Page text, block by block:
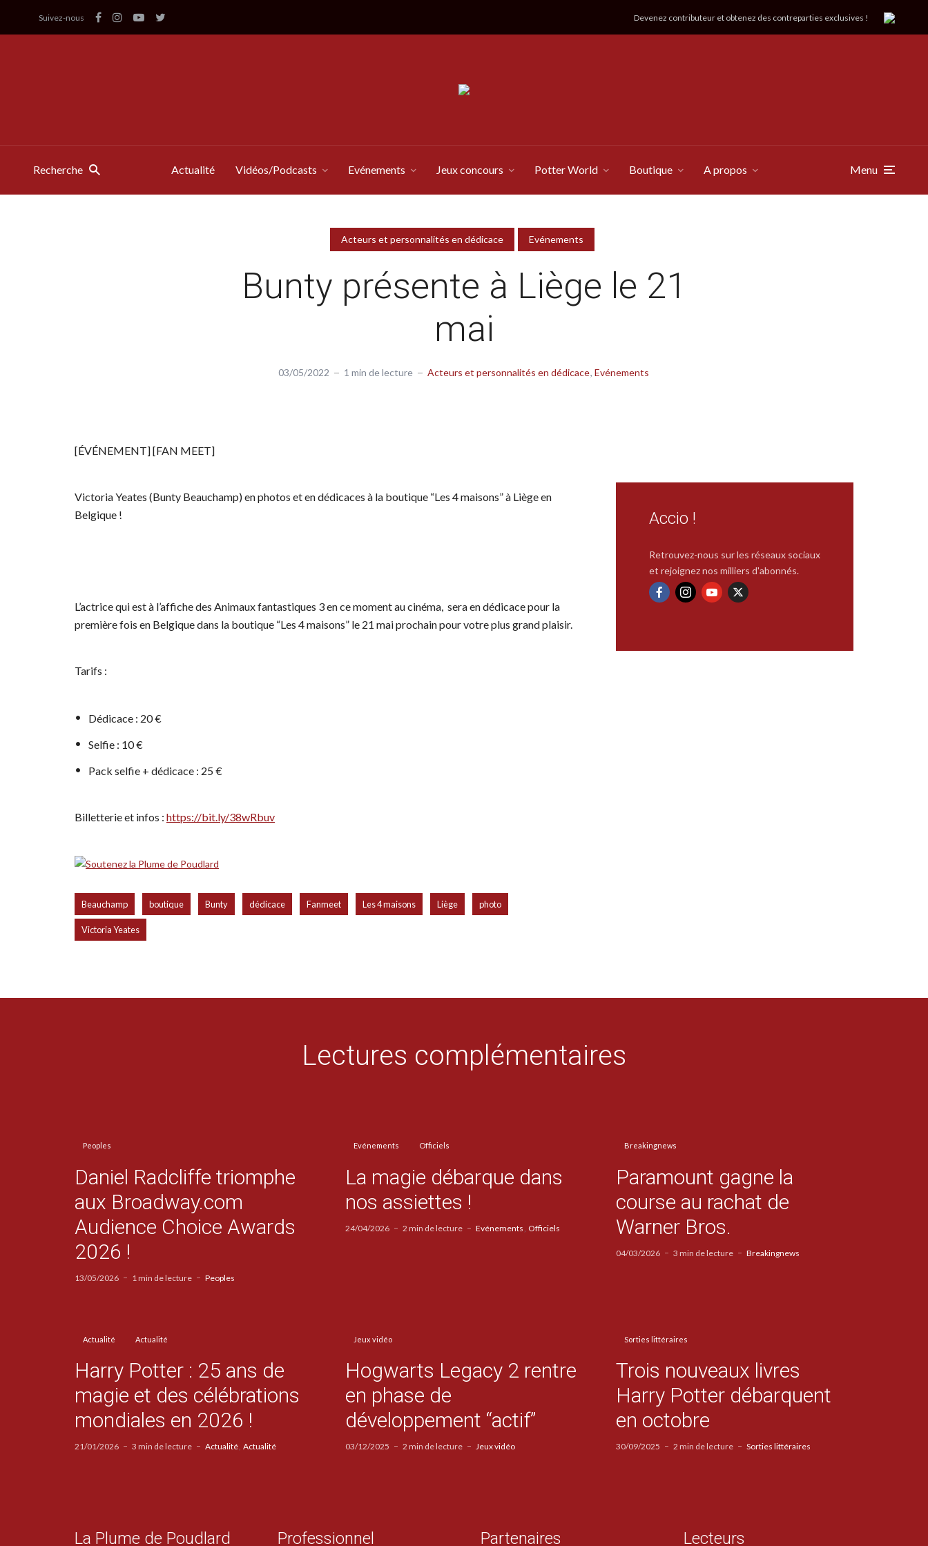
Suivez-nous Devenez contributeur et obtenez des contreparties exclusives !
Recherche Actualité Vidéos/Podcasts Evénements Jeux concours Potter World Boutique A propos Menu
Acteurs et personnalités en dédicace Evénements
Bunty présente à Liège le 21
mai
03/05/2022 1 min de lecture Acteurs et personnalités en dédicace Evénements
[ÉVÉNEMENT] [FAN MEET]
Victoria Yeates (Bunty Beauchamp) en photos et en dédicaces à la boutique “Les 4 maisons” à Liège en
Belgique !
L’actrice qui est à l’affiche des Animaux fantastiques 3 en ce moment au cinéma, sera en dédicace pour la
première fois en Belgique dans la boutique “Les 4 maisons” le 21 mai prochain pour votre plus grand plaisir.
Tarifs :
Dédicace : 20€
Selfie : 10 €
Pack selfie + dédicace : 25€
Billetterie et infos : https://bit.ly/38wRbuv
Beauchamp boutique Bunty dédicace Fanmeet Les 4 maisons Liège photo
Victoria Yeates
Accio !
Retrouvez-nous sur les réseaux sociaux
et rejoignez nos milliers d'abonnés.
Lectures complémentaires
Peoples
Daniel Radcliffe triomphe
aux Broadway.com
Audience Choice Awards
2026 !
13/05/2026 1 min de lecture Peoples
Evénements Officiels
La magie débarque dans
nos assiettes !
24/04/2026 2 min de lecture Evénements Officiels
Breakingnews
Paramount gagne la
course au rachat de
Warner Bros.
04/03/2026 3 min de lecture Breakingnews
Actualité Actualité
Harry Potter : 25 ans de
magie et des célébrations
mondiales en 2026 !
21/01/2026 3 min de lecture Actualité Actualité
Jeux vidéo
Hogwarts Legacy 2 rentre
en phase de
développement “actif”
03/12/2025 2 min de lecture Jeux vidéo
Sorties littéraires
Trois nouveaux livres
Harry Potter débarquent
en octobre
30/09/2025 2 min de lecture Sorties littéraires
La Plume de Poudlard Professionnel Partenaires Lecteurs